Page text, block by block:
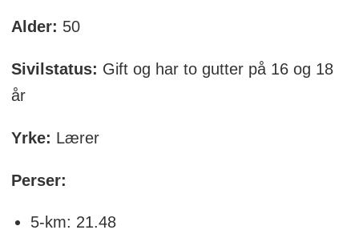
Alder: 50
Sivilstatus: Gift og har to gutter på 16 og 18
år
Yrke: Lærer
Perser:
5-km: 21.48